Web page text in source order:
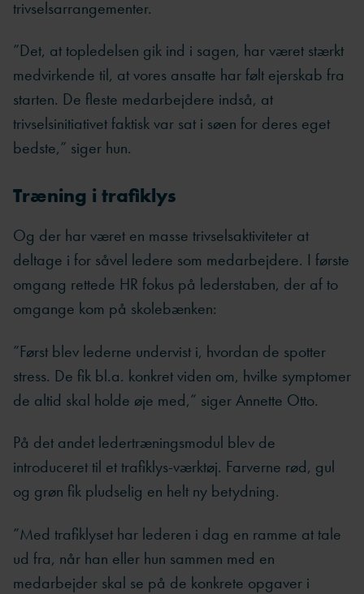
trivselsarrangementer.
”Det, at topledelsen gik ind i sagen, har været stærkt
medvirkende til, at vores ansatte har følt ejerskab fra
starten. De fleste medarbejdere indså, at
trivselsinitiativet faktisk var sat i søen for deres eget
bedste,” siger hun.
Træning i trafiklys
Og der har været en masse trivselsaktiviteter at
deltage i for såvel ledere som medarbejdere. I første
omgang rettede HR fokus på lederstaben, der af to
omgange kom på skolebænken:
”Først blev lederne undervist i, hvordan de spotter
stress. De fik bl.a. konkret viden om, hvilke symptomer
de altid skal holde øje med,” siger Annette Otto.
På det andet ledertræningsmodul blev de
introduceret til et trafiklys-værktøj. Farverne rød, gul
og grøn fik pludselig en helt ny betydning.
”Med trafiklyset har lederen i dag en ramme at tale
ud fra, når han eller hun sammen med en
medarbejder skal se på de konkrete opgaver i